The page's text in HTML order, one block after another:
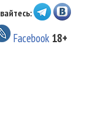
Facebook 18+